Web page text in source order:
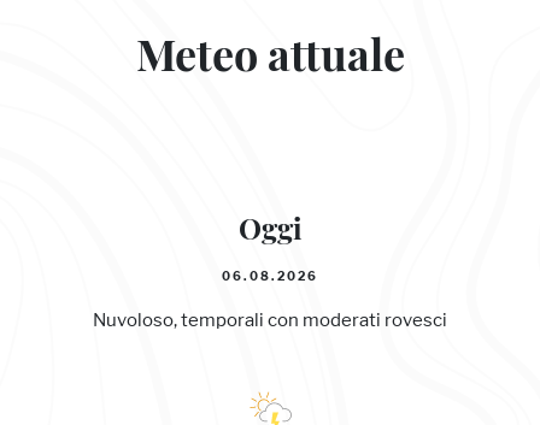
Meteo attuale
Oggi
06.08.2026
Nuvoloso, temporali con moderati rovesci